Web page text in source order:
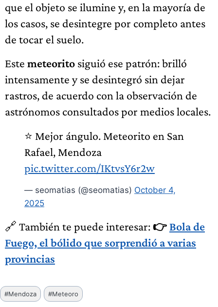
que el objeto se ilumine y, en la mayoría de
los casos, se desintegre por completo antes
de tocar el suelo.
Este meteorito siguió ese patrón: brilló
intensamente y se desintegró sin dejar
rastros, de acuerdo con la observación de
astrónomos consultados por medios locales.
⭐ Mejor ángulo. Meteorito en San
Rafael, Mendoza
pic.twitter.com/IKtvsY6r2w
— seomatias (@seomatias) October 4,
2025
🔗 También te puede interesar: 👉 Bola de
Fuego, el bólido que sorprendió a varias
provincias
Etiquetas
de
#Mendoza #Meteoro